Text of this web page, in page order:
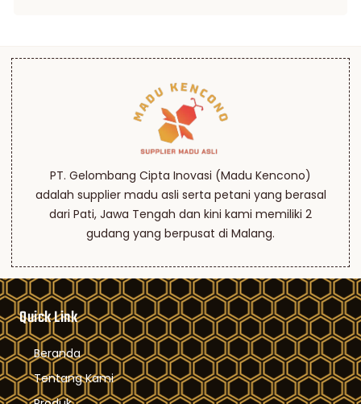
PT. Gelombang Cipta Inovasi (Madu Kencono)
adalah supplier madu asli serta petani yang berasal
dari Pati, Jawa Tengah dan kini kami memiliki 2
gudang yang berpusat di Malang.
Quick Link
Beranda
Tentang Kami